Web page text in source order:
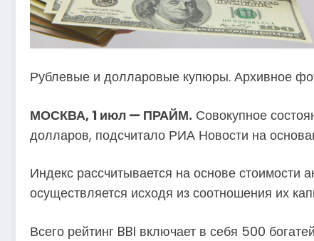
Рублевые и долларовые купюры. Архивное
МОСКВА, 1 июл — ПРАЙМ. Совокупное
долларов, подсчитало РИА Новости на
Индекс рассчитывается на основе
осуществляется исходя из соотношения их
Всего рейтинг BBI включает в себя 500